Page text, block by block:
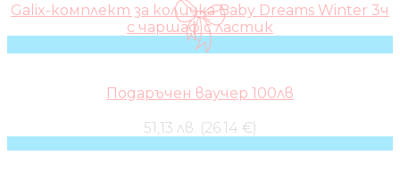
Galix-комплект за количка Baby Dreams Winter 3ч
с чаршаф с ластик
Подаръчен ваучер 100лв
51,13 лв. (26.14 €)